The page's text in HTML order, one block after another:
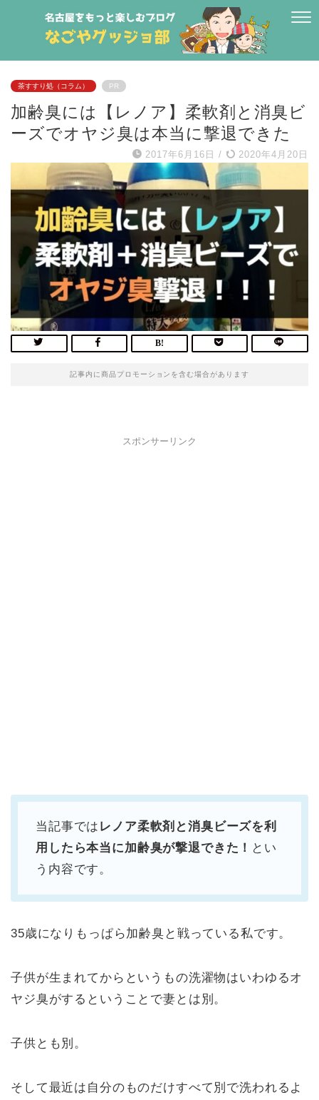
茶すすり処（コラム） PR
加齢臭には【レノア】柔軟剤と消臭ビ
ーズでオヤジ臭は本当に撃退できた
2017年6月16日 / 2020年4月20日
記事内に商品プロモーションを含む場合があります
スポンサーリンク
当記事では レノア柔軟剤と消臭ビーズを利
用したら本当に加齢臭が撃退できた！ とい
う内容です。
35歳になりもっぱら加齢臭と戦っている私です。
子供が生まれてからというもの洗濯物はいわゆるオ
ヤジ臭がするということで妻とは別。
子供とも別。
そして最近は自分のものだけすべて別で洗われるよ